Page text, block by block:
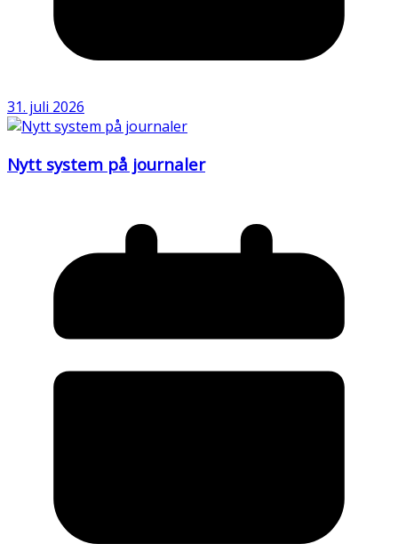
31. juli 2026
Nytt system på journaler